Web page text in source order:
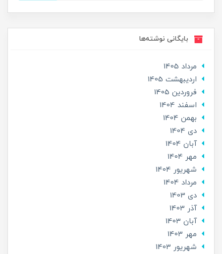
بایگانی نوشته‌ها
مرداد 1405
ارديبهشت 1405
فروردین 1405
اسفند 1404
بهمن 1404
دی 1404
آبان 1404
مهر 1404
شهریور 1404
مرداد 1404
دی 1403
آذر 1403
آبان 1403
مهر 1403
شهریور 1403